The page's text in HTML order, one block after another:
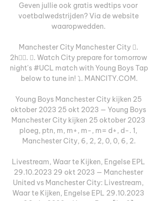
Geven jullie ook gratis wedtips voor
voetbalwedstrijden? Via de website
waaropwedden.
Manchester City Manchester City 󱢏.
2h󰞋󰟠. 󰟝. Watch City prepare for tomorrow
night's #UCL match with Young Boys Tap
below to tune in! ⤵️. MANCITY.COM.
Young Boys Manchester City kijken 25
oktober 2023 25 okt 2023 — Young Boys
Manchester City kijken 25 oktober 2023
ploeg, ptn, m, m+, m-, m= d+, d-. 1,
Manchester City, 6, 2, 2, 0, 0, 6, 2.
Livestream, Waar te Kijken, Engelse EPL
29.10.2023 29 okt 2023 — Manchester
United vs Manchester City: Livestream,
Waar te Kijken, Engelse EPL 29.10.2023